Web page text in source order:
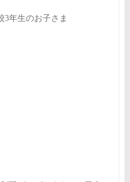
3年生のお子さま